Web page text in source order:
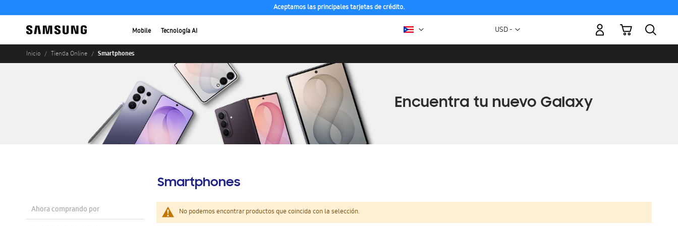
Aceptamos las principales tarjetas de crédito.
Mobile Tecnología AI Moneda
USD -
Mi carrito
Inicio Tienda Online Smartphones
Smartphones
No podemos encontrar productos que coincida con la selección.
Ahora comprando por